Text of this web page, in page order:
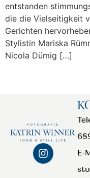
entstanden
die die Vielseitigkeit
Gerichten
Stylistin Mariska
Nicola Dümig […]
E-